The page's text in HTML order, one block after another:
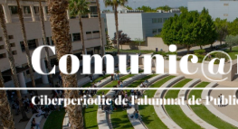
Saltar
al
contenido